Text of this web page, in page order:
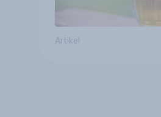
Artikel